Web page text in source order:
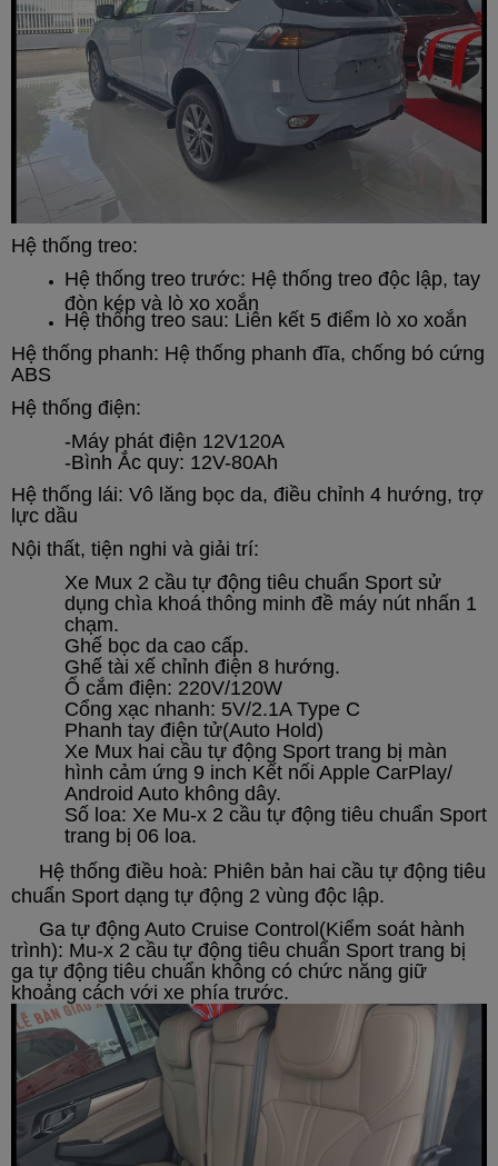
Hệ thống treo:
Hệ thống treo trước: Hệ thống treo độc lập, tay
đòn kép và lò xo xoắn
Hệ thống treo sau: Liên kết 5 điểm lò xo xoắn
Hệ thống phanh: Hệ thống phanh đĩa, chống bó cứng
ABS
Hệ thống điện:
-Máy phát điện 12V120A
-Bình Ắc quy: 12V-80Ah
Hệ thống lái: Vô lăng bọc da, điều chỉnh 4 hướng, trợ
lực dầu
Nội thất, tiện nghi và giải trí:
Xe Mux 2 cầu tự động tiêu chuẩn Sport sử
dụng chìa khoá thông minh đề máy nút nhấn 1
chạm.
Ghế bọc da cao cấp.
Ghế tài xế chỉnh điện 8 hướng.
Ổ cắm điện: 220V/120W
Cổng xạc nhanh: 5V/2.1A Type C
Phanh tay điện tử(Auto Hold)
Xe Mux hai cầu tự động Sport trang bị màn
hình cảm ứng 9 inch Kết nối Apple CarPlay/
Android Auto không dây.
Số loa: Xe Mu-x 2 cầu tự động tiêu chuẩn Sport
trang bị 06 loa.
Hệ thống điều hoà: Phiên bản hai cầu tự động tiêu
chuẩn Sport dạng tự động 2 vùng độc lập.
Ga tự động Auto Cruise Control(Kiểm soát hành
trình): Mu-x 2 cầu tự động tiêu chuẩn Sport trang bị
ga tự động tiêu chuẩn không có chức năng giữ
khoảng cách với xe phía trước.